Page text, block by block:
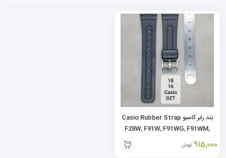
بند رابر کاسیو Casio Rubber Strap
F28W, F91W, F91WG, F91WM,
F93W, F105W, F106W, FBL91W
915,000 تومان